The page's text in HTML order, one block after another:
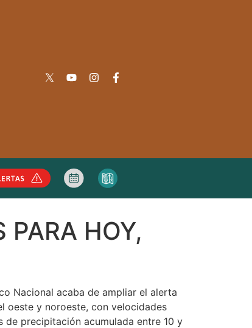
PARA HOY,
Nacional acaba de ampliar el alerta
oeste y noroeste, con velocidades
de precipitación acumulada entre 10 y